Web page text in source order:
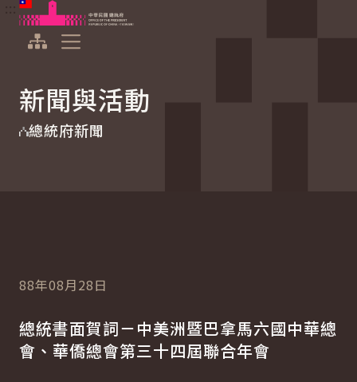
跳到主要內容
中華民國總統府
新聞與活動
總統府新聞
88年08月28日
總統書面賀詞－中美洲暨巴拿馬六國中華總
會、華僑總會第三十四屆聯合年會